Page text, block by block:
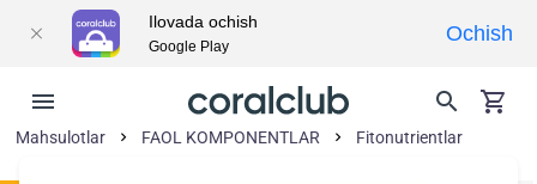
Mahsulotlar FAOL KOMPONENTLAR Fitonutrientlar
Ilovada ochish
Google Play
Ochish